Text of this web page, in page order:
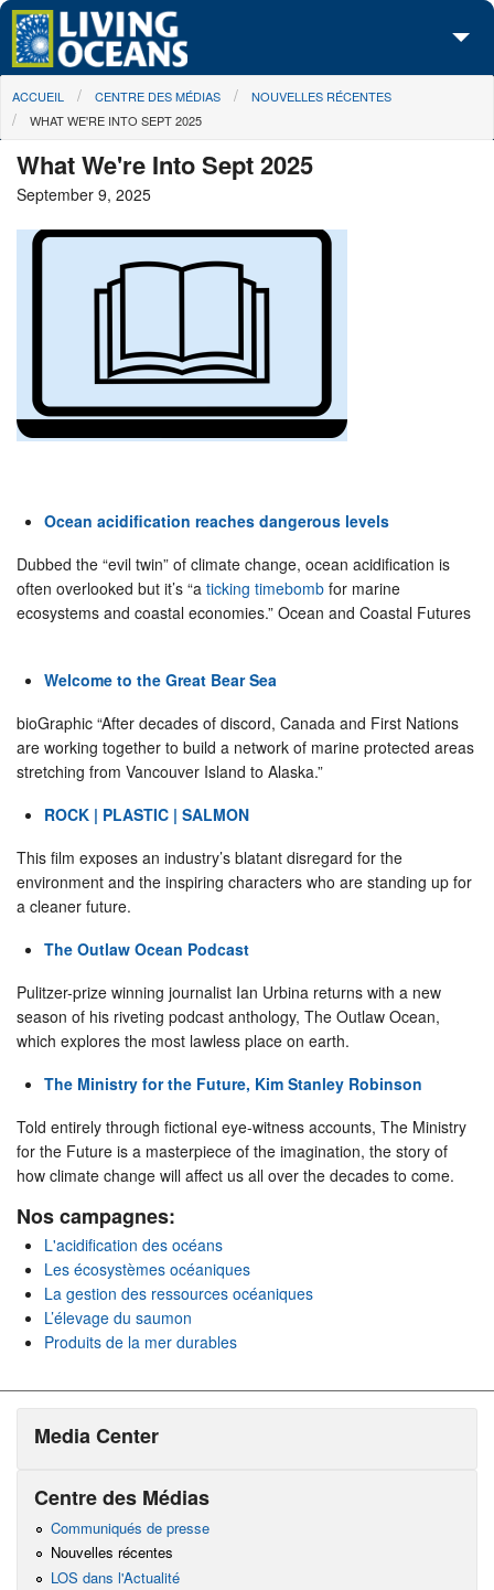
Skip to main content
À propos de nous
Centre des Médias
Les Cartes
Passez à l'action
You are here
ACCUEIL CENTRE DES MÉDIAS
NOUVELLES RÉCENTES
WHAT WE'RE INTO SEPT 2025
What We're Into Sept 2025
September 9, 2025
Ocean acidification reaches dangerous levels
Dubbed the “evil twin” of climate change, ocean acidification is
often overlooked but it’s “a ticking timebomb for marine
ecosystems and coastal economies.” Ocean and Coastal Futures
Welcome to the Great Bear Sea
bioGraphic “After decades of discord, Canada and First Nations
are working together to build a network of marine protected areas
stretching from Vancouver Island to Alaska.”
ROCK | PLASTIC | SALMON
This film exposes an industry’s blatant disregard for the
environment and the inspiring characters who are standing up for
a cleaner future.
The Outlaw Ocean Podcast
Pulitzer-prize winning journalist Ian Urbina returns with a new
season of his riveting podcast anthology, The Outlaw Ocean,
which explores the most lawless place on earth.
The Ministry for the Future, Kim Stanley Robinson
Told entirely through fictional eye-witness accounts, The Ministry
for the Future is a masterpiece of the imagination, the story of
how climate change will affect us all over the decades to come.
Nos campagnes:
L'acidification des océans
Les écosystèmes océaniques
La gestion des ressources océaniques
L’élevage du saumon
Produits de la mer durables
Media Center
Centre des Médias
Communiqués de presse
Nouvelles récentes
LOS dans l'Actualité